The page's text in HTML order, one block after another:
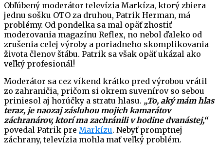
Obľúbený moderátor televízia Markíza, ktorý zbiera
jednu sošku OTO za druhou, Patrik Herman, má
problémy. Od pondelka sa mal opäť zhostiť
moderovania magazínu Reflex, no nebol ďaleko od
zrušenia celej výroby a poriadneho skomplikovania
života členov štábu. Patrik sa však opäť ukázal ako
veľký profesionál!
Moderátor sa cez víkend krátko pred výrobou vrátil
zo zahraničia, pričom si okrem suvenírov so sebou
priniesol aj horúčky a stratu hlasu. „To, aký mám hlas
teraz, je naozaj zásluhou mojich kamarátov
záchranárov, ktorí ma zachránili v hodine dvanástej,“
povedal Patrik pre Markízu. Nebyť promptnej
záchrany, televízia mohla mať veľký problém.